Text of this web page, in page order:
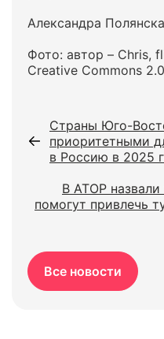
Александра
Фото: автор – Chris,
Creative Commons 2.0
Страны Юго-
приоритетными
в Россию в 2025
В АТОР
помогут привлечь
Все новости